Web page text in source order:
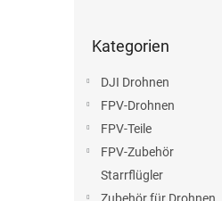
überspringen
Kategorien
DJI Drohnen
FPV-Drohnen
FPV-Teile
FPV-Zubehör
Starrflügler